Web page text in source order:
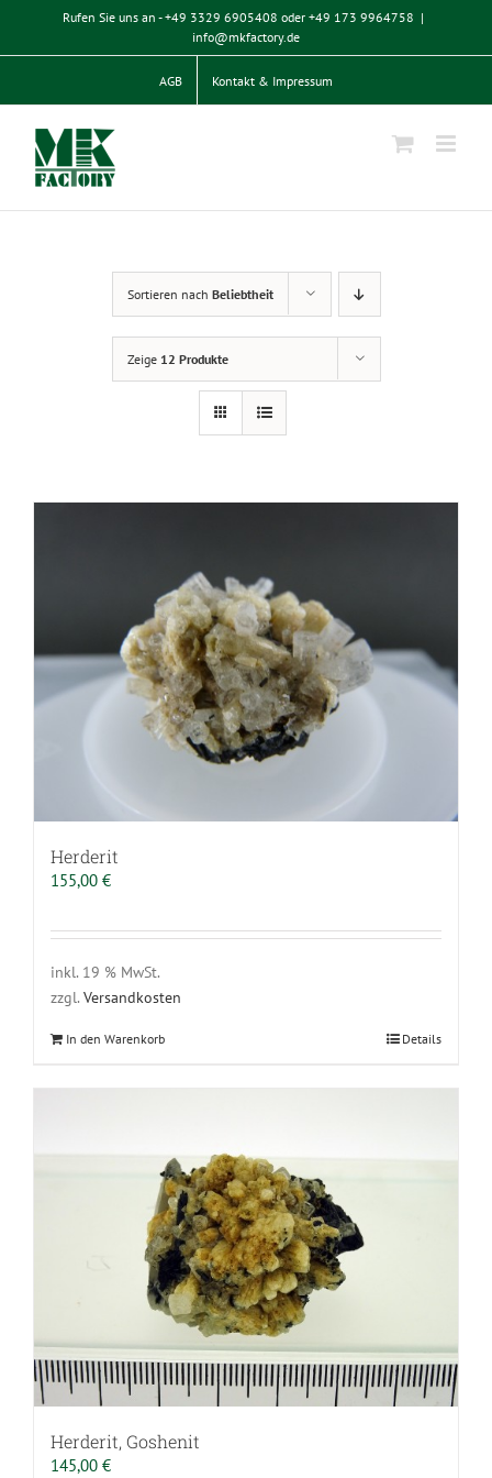
springen
Rufen Sie uns an - +49 3329 6905408 oder +49 173 9964758 |
info@mkfactory.de
AGB Kontakt & Impressum
Sortieren nach Beliebtheit
Zeige 12 Produkte
Herderit
155,00 €
inkl. 19 % MwSt.
zzgl. Versandkosten
In den Warenkorb Details
Herderit, Goshenit
145,00 €